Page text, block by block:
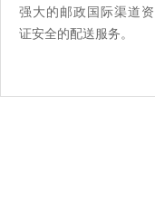
强大的邮政国际渠道
证安全的配送服务。